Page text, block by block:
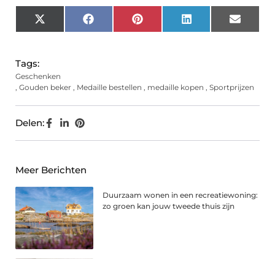
X
(Twitter)
FacebookPinterest LinkedIn Email
Tags:
Geschenken
, Gouden beker , Medaille bestellen , medaille kopen , Sportprijzen
Delen:
Meer Berichten
Duurzaam wonen in een recreatiewoning:
zo groen kan jouw tweede thuis zijn